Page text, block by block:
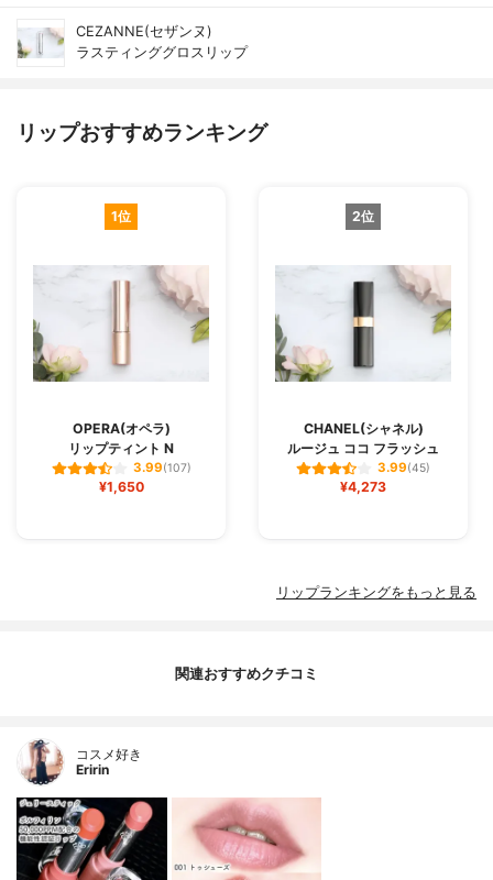
CEZANNE(セザンヌ)
ラスティンググロスリップ
リップおすすめランキング
1位
OPERA(オペラ)
リップティント N
3.99(107)
¥1,650
2位
CHANEL(シャネル)
ルージュ ココ フラッシュ
3.99(45)
¥4,273
リップランキングをもっと見る
関連おすすめクチコミ
コスメ好き
Eririn